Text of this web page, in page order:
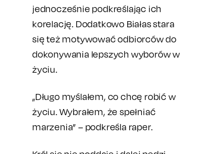
jednocześnie podkreślając ich
korelację. Dodatkowo Białas stara
się też motywować odbiorców do
dokonywania lepszych wyborów w
życiu.
„Długo myślałem, co chcę robić w
życiu. Wybrałem, że spełniać
marzenia” – podkreśla raper.